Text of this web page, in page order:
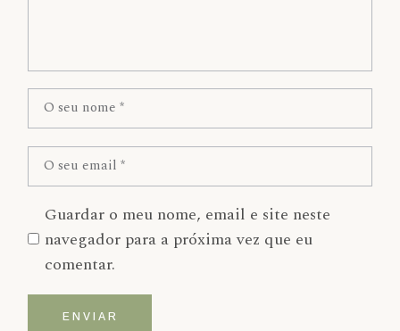
Guardar o meu nome, email e site neste
navegador para a próxima vez que eu
comentar.
ENVIAR